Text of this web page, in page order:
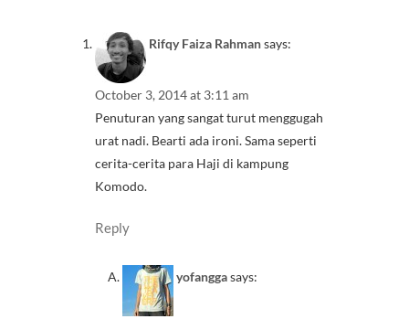
Rifqy Faiza Rahmansays:
October 3, 2014 at 3:11 am
Penuturan yang sangat turut menggugah
urat nadi. Bearti ada ironi. Sama seperti
cerita-cerita para Haji di kampung
Komodo.
Reply
yofanggasays: